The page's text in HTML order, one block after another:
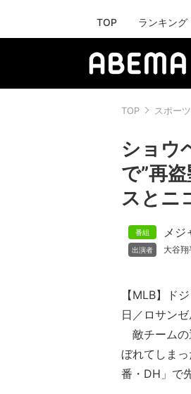
TOP ランキング
TOP スポー
ショウ
で”再
スとニ
メジ
大谷翔
【MLB】ド
日／ロサンゼ
敵チームの
ぼれてしま
番・DH」で